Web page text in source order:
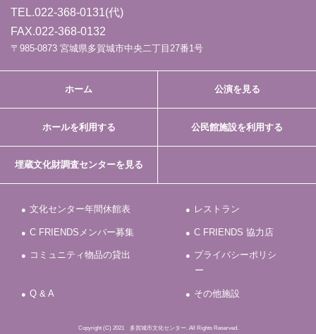
TEL.022-368-0131(代)
FAX.022-368-0132
〒985-0873 宮城県多賀城市中央二丁目27番1号
ホーム 公演を見る
ホールを利用する 公民館施設を利用する
埋蔵文化財調査センターを見る
文化センター年間休館表 レストラン
C FRIENDSメンバー募集 C FRIENDS 協力店
コミュニティ物品の貸出
プライバシーポリシ
ー
Q & A その他施設
Copyright (C) 2021 多賀城市文化センター. All Rights Reserved.